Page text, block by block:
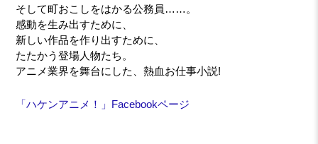
そして町おこしをはかる公務員……。
感動を生み出すために、
新しい作品を作り出すために、
たたかう登場人物たち。
アニメ業界を舞台にした、熱血お仕事小説!
「ハケンアニメ！」Facebookページ